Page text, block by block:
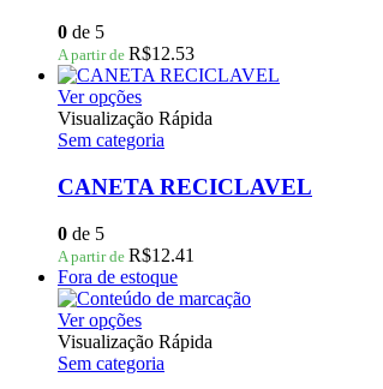
podem
ser
escolhidas
na
página
do
produto
0 de 5
A partir de R$12.53
Ver opçõesEste
produto
tem
variantes.
As
podem
ser
escolhidas
na
página
do
produto
Visualização Rápida
Sem categoria
CANETA RECICLAVEL
0 de 5
A partir de R$12.41
Fora de estoque
Ver opçõesEste
produto
tem
Visualização Rápida
Sem categoria